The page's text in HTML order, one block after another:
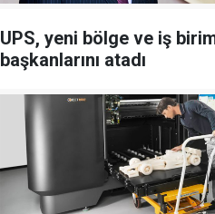
UPS, yeni bölge ve iş
başkanlarını atadı